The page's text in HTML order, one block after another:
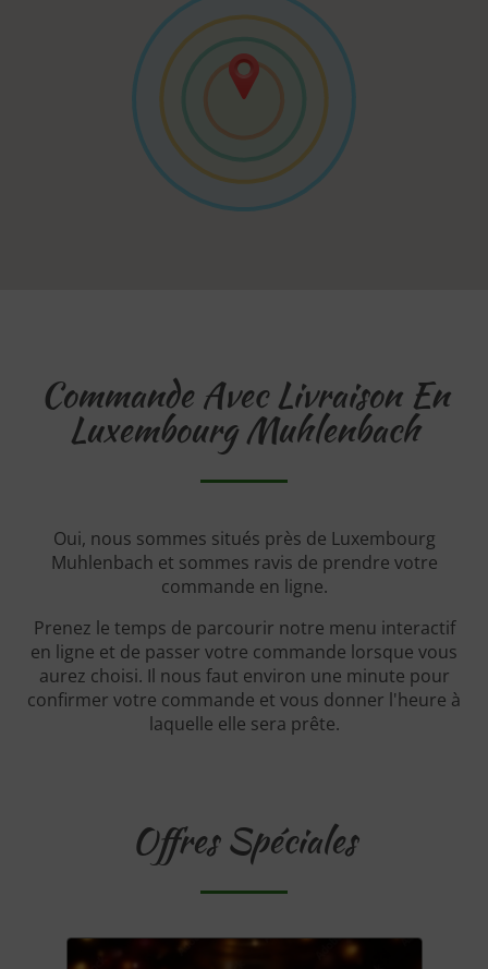
Commande Avec Livraison En
Luxembourg Muhlenbach
Oui, nous sommes situés près de Luxembourg
Muhlenbach et sommes ravis de prendre votre
commande en ligne.
Prenez le temps de parcourir notre menu interactif
en ligne et de passer votre commande lorsque vous
aurez choisi. Il nous faut environ une minute pour
confirmer votre commande et vous donner l'heure à
laquelle elle sera prête.
Offres Spéciales